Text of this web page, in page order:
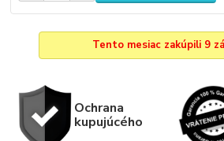
Tento mesiac zakúpili 9
Ochrana
kupujúcého